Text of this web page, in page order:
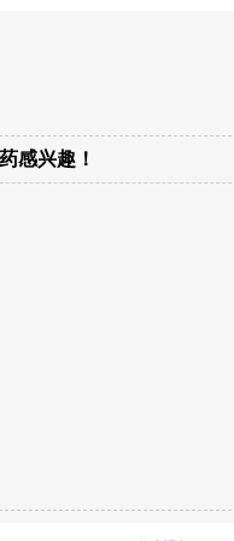
感兴趣！